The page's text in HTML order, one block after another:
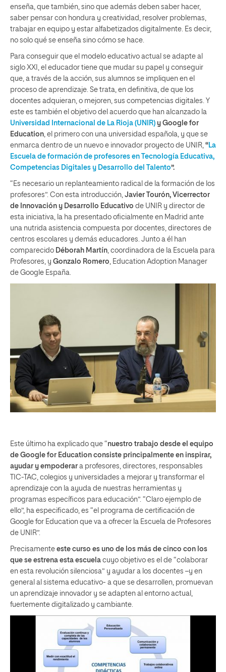
enseña, que también, sino que además deben saber hacer,
saber pensar con hondura y creatividad, resolver problemas,
trabajar en equipo y estar alfabetizados digitalmente. Es decir,
no solo qué se enseña sino cómo se hace.
Para conseguir que el modelo educativo actual se adapte al
siglo XXI, el educador tiene que mudar su papel y conseguir
que, a través de la acción, sus alumnos se impliquen en el
proceso de aprendizaje. Se trata, en definitiva, de que los
docentes adquieran, o mejoren, sus competencias digitales. Y
este es también el objetivo del acuerdo que han alcanzado la
Universidad Internacional de La Rioja (UNIR) y Google for
Education , el primero con una universidad española, y que se
enmarca dentro de un nuevo e innovador proyecto de UNIR, “La
Escuela de formación de profesores en Tecnología Educativa,
Competencias Digitales y Desarrollo del Talento”.
“Es necesario un replanteamiento radical de la formación de los
profesores”. Con esta introducción, Javier Tourón, Vicerrector
de Innovación y Desarrollo Educativo de UNIR y director de
esta iniciativa, la ha presentado oficialmente en Madrid ante
una nutrida asistencia compuesta por docentes, directores de
centros escolares y demás educadores. Junto a él han
comparecido Déborah Martín , coordinadora de la Escuela para
Profesores, y Gonzalo Romero , Education Adoption Manager
de Google España.
Este último ha explicado que “nuestro trabajo desde el equipo
de Google for Education consiste principalmente en inspirar,
ayudar y empoderar a profesores, directores, responsables
TIC-TAC, colegios y universidades a mejorar y transformar el
aprendizaje con la ayuda de nuestras herramientas y
programas específicos para educación”. “Claro ejemplo de
ello”, ha especificado, es “el programa de certificación de
Google for Education que va a ofrecer la Escuela de Profesores
de UNIR”.
Precisamente este curso es uno de los más de cinco con los
que se estrena esta escuela cuyo objetivo es el de “colaborar
en esta revolución silenciosa” y ayudar a los docentes –y en
general al sistema educativo- a que se desarrollen, promuevan
un aprendizaje innovador y se adapten al entorno actual,
fuertemente digitalizado y cambiante.